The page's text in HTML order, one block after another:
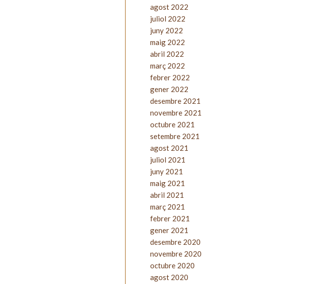
agost 2022
juliol 2022
juny 2022
maig 2022
abril 2022
març 2022
febrer 2022
gener 2022
desembre 2021
novembre 2021
octubre 2021
setembre 2021
agost 2021
juliol 2021
juny 2021
maig 2021
abril 2021
març 2021
febrer 2021
gener 2021
desembre 2020
novembre 2020
octubre 2020
agost 2020